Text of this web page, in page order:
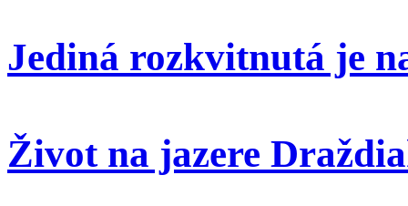
Jediná rozkvitnutá je
Život na jazere